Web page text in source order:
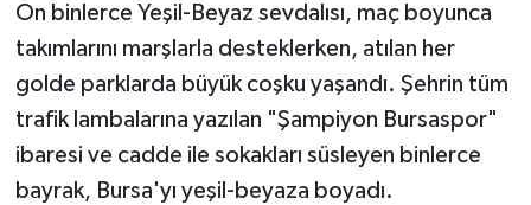
On binlerce Yeşil-Beyaz sevdalısı, maç boyunca
takımlarını marşlarla desteklerken, atılan her
golde parklarda büyük coşku yaşandı. Şehrin tüm
trafik lambalarına yazılan "Şampiyon Bursaspor"
ibaresi ve cadde ile sokakları süsleyen binlerce
bayrak, Bursa'yı yeşil-beyaza boyadı.